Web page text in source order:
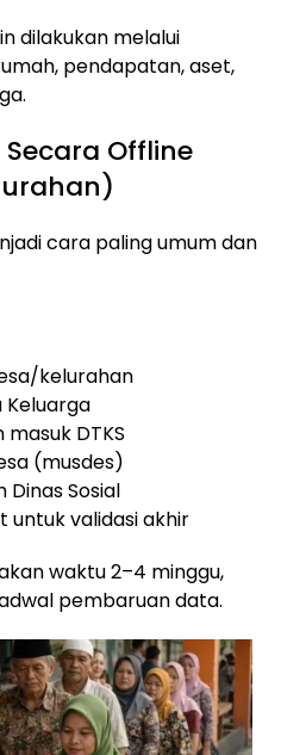
dilakukan melalui
pendapatan, aset,
Offline
cara paling umum dan
kelurahan
Keluarga
DTKS
(musdes)
Dinas Sosial
untuk validasi akhir
waktu 2–4 minggu,
pembaruan data.